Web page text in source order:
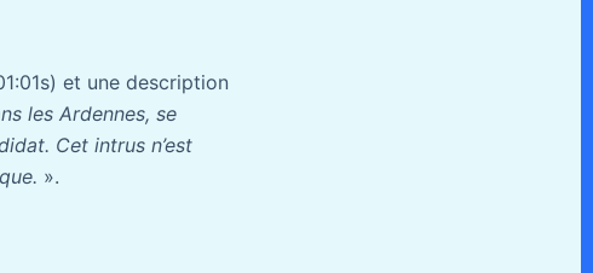
et une description
les Ardennes, se
Cet intrus n’est
».